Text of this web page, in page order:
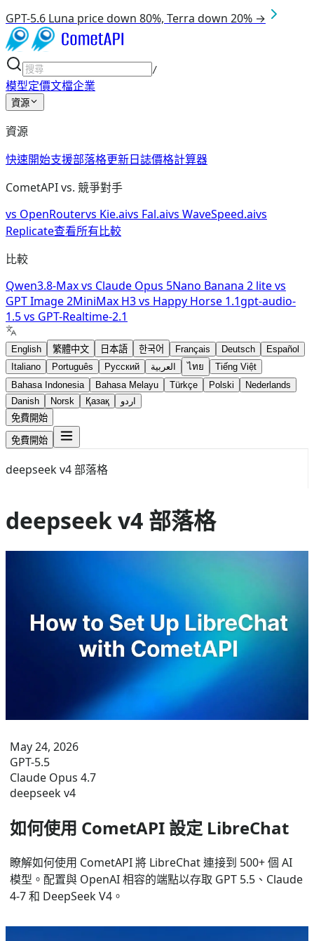
GPT-5.6 Luna price down 80%, Terra down 20% →
/
模型定價文檔企業
資源
資源
快速開始支援部落格更新日誌價格計算器
CometAPI vs. 競爭對手
vs OpenRoutervs Kie.aivs Fal.aivs WaveSpeed.aivs
Replicate查看所有比較
比較
Qwen3.8-Maxvs Claude Opus 5Nano Banana 2 litevs
GPT Image 2MiniMax H3vs Happy Horse 1.1gpt-audio-
1.5vs GPT-Realtime-2.1
English 繁體中文 日本語 한국어 Français Deutsch
Español
Italiano
Português Русский العربية ไทย
Tiếng Việt
Bahasa Indonesia
Bahasa Melayu Türkçe Polski
Nederlands
Danish
Norsk Қазақ
اردو
免費開始
免費開始
deepseek v4 部落格
deepseek v4 部落格
May 24, 2026
GPT-5.5
Claude Opus 4.7
deepseek v4
如何使用 CometAPI 設定 LibreChat
瞭解如何使用 CometAPI 將 LibreChat 連接到 500+ 個 AI
模型。配置與 OpenAI 相容的端點以存取 GPT 5.5、Claude
4-7 和 DeepSeek V4。